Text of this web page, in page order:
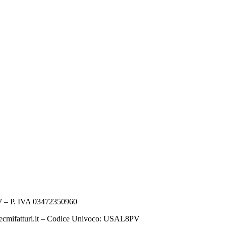
– P. IVA 03472350960
– Codice Univoco: USAL8PV